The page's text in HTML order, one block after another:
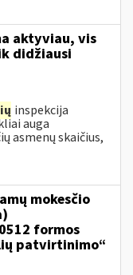
aktyviau, vis
didžiausi
inspekcija
auga
asmenų skaičius,
mokesčio
formos
patvirtinimo“